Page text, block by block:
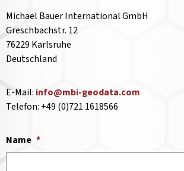
Michael Bauer International GmbH
Greschbachstr. 12
76229 Karlsruhe
Deutschland
E-Mail: info@mbi-geodata.com
Telefon: +49 (0)721 1618566
Name *